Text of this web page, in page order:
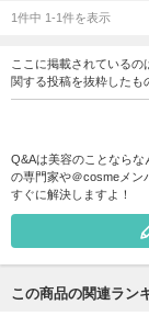
1件中 1-1件を表示
ここに掲載されている
関する投稿を抜粋したも
Q&Aは美容のことなら
の専門家や＠cosmeメン
すぐに解決しますよ！
この商品の関連ラン